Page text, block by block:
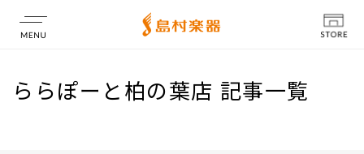
店舗情報
ららぽーと柏の葉店 記事一覧